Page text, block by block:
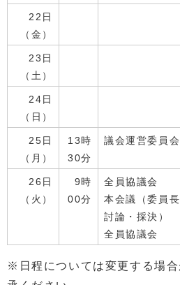
22日
（金）
23日
（土）
24日
（日）
25日
（月）
13時
30分
議会運営委員会
26日
（火）
9時
00分
全員協議会
本会議（委員
討論・採決）
全員協議会
※日程については変更する場